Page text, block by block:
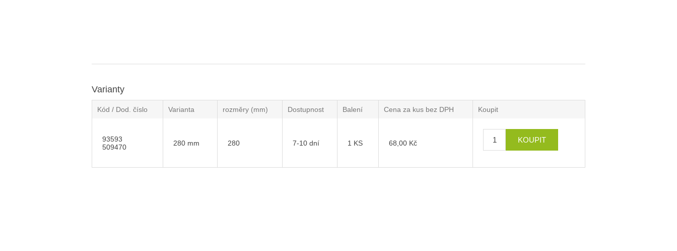
Varianty
Kód / Dod. číslo Varianta rozměry (mm) Dostupnost Balení Cena za kus bez DPH Koupit
93593
509470
280 mm 280 7-10 dní 1 KS 68,00 Kč